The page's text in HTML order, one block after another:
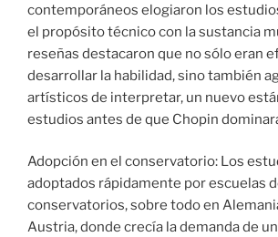
contemporáneos elogiaron los
el propósito técnico con la sustancia
reseñas destacaron que no sólo eran
desarrollar la habilidad, sino también
artísticos de interpretar, un nuevo
estudios antes de que Chopin
Adopción en el conservatorio: Los
adoptados rápidamente por escuelas
conservatorios, sobre todo en
Austria, donde crecía la demanda de